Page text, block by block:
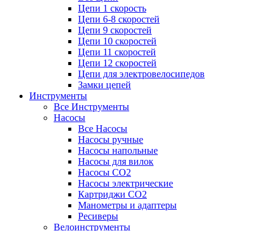
Цепи 1 скорость
Цепи 6-8 скоростей
Цепи 9 скоростей
Цепи 10 скоростей
Цепи 11 скоростей
Цепи 12 скоростей
Цепи для электровелосипедов
Замки цепей
Инструменты
Все Инструменты
Насосы
Все Насосы
Насосы ручные
Насосы напольные
Насосы для вилок
Насосы CO2
Насосы электрические
Картриджи CO2
Манометры и адаптеры
Ресиверы
Велоинструменты